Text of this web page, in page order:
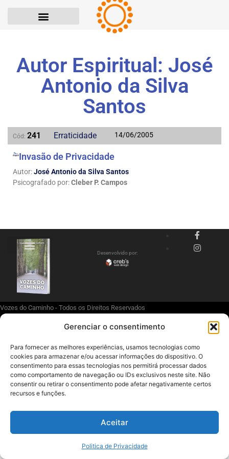
Gerenciar o consentimento
Para fornecer as melhores experiências, usamos tecnologias como
cookies para armazenar e/ou acessar informações do dispositivo. O
consentimento para essas tecnologias nos permitirá processar dados
como comportamento de navegação ou IDs exclusivos neste site. Não
consentir ou retirar o consentimento pode afetar negativamente certos
recursos e funções.
Aceitar
Politica de Privacidade
Autor Espiritual: José
Antonio da Silva
Santos
Cód: 241 Erraticidade 14/06/2005
Invasão de Privacidade
Autor:José Antonio da Silva Santos
Psicografado por:Cleber P. Campos
Desenvolvido por:
Vozes do Caminho - Todos os Direitos Reservados